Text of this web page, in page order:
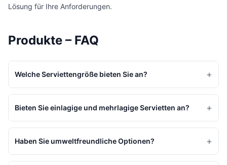
Lösung für Ihre Anforderungen.
Produkte – FAQ
Welche Serviettengröße bieten Sie an? +
Bieten Sie einlagige und mehrlagige Servietten an? +
Haben Sie umweltfreundliche Optionen? +